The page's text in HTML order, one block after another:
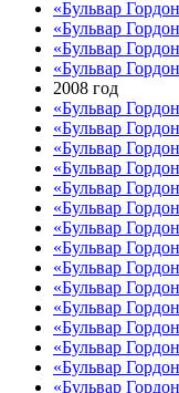
«Бульвар
«Бульвар
«Бульвар
«Бульвар
2008 год
«Бульвар
«Бульвар
«Бульвар
«Бульвар
«Бульвар
«Бульвар
«Бульвар
«Бульвар
«Бульвар
«Бульвар
«Бульвар
«Бульвар
«Бульвар
«Бульвар
«Бульвар